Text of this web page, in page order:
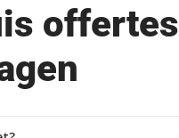
offertes